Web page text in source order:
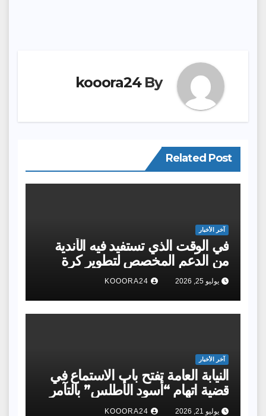
By
kooora24
Related Post
آخر الأخبار
في الوقت الذي تستفيد فيه الأندية
من الدعم المخصص لتطوير كرة
القدم وتكوين الفئات الصغرى، فوجئ
أولياء أمور لاعبي فئة الكادي في أحد
الأندية بمطالبتهم بأداء 1000 درهم
يوليو 25, 2026 KOOORA24
آخر الأخبار
النيابة العامة تفتح باب الاستماع في
قضية اتهام “أسود الأطلس” بالتآمر
والخيانة
يوليو 21, 2026 KOOORA24